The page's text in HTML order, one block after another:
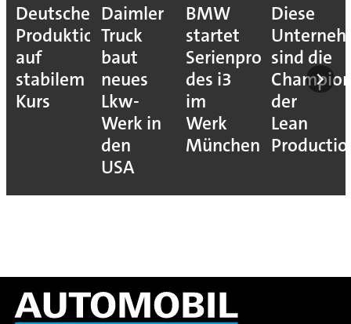
Deutsche
Produktion
auf
stabilem
Kurs
Daimler
Truck
baut
neues
Lkw-
Werk in
den
USA
BMW
startet
Serienproduktion
des i3
im
Werk
München
Diese
sind die
der
Lean